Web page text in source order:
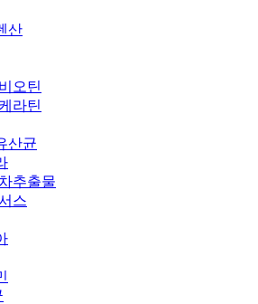
산
오틴
라틴
산균
추출물
스